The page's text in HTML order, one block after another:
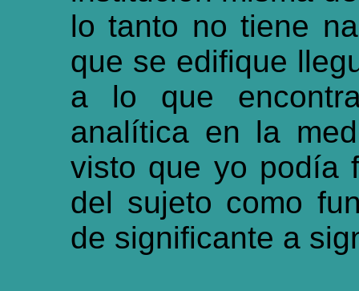
lo tanto no tiene
que se edifique
a lo que
analítica en la
visto que yo podía
del sujeto como
de significante a